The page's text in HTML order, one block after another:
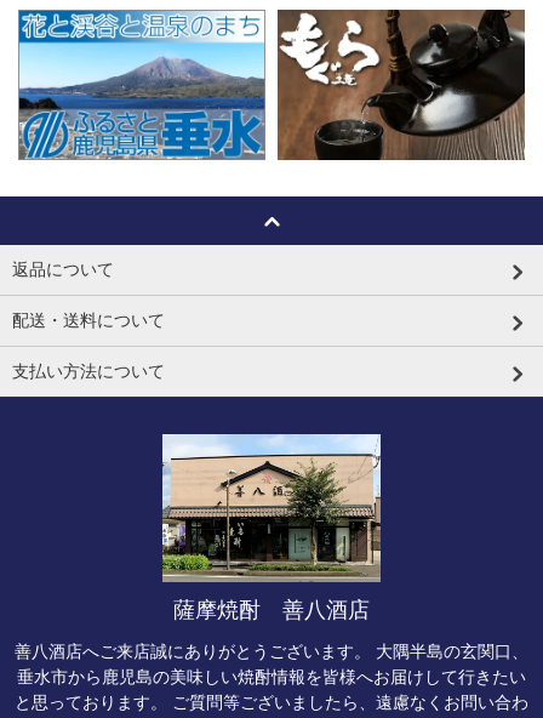
返品について
配送・送料について
支払い方法について
薩摩焼酎 善八酒店
善八酒店へご来店誠にありがとうございます。 大隅半島の玄関口、
垂水市から鹿児島の美味しい焼酎情報を皆様へお届けして行きたい
と思っております。 ご質問等ございましたら、遠慮なくお問い合わ